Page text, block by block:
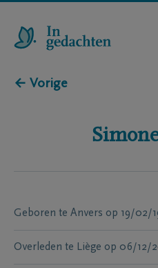
← Vorige
Geboren te Anvers op 19/02/
Overleden te Liège op 06/12/